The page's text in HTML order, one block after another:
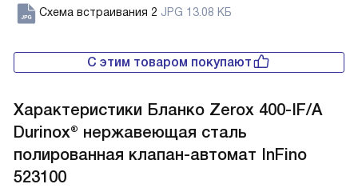
Схема встраивания 2 JPG 13.08 КБ
С этим товаром покупают
Характеристики Бланко Zerox 400-IF/A
Durinox® нержавеющая сталь
полированная клапан-автомат InFino
523100